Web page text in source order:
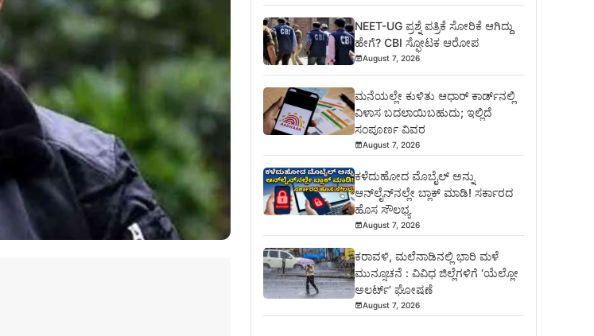
NEET-UG ಪ್ರಶ್ನೆ ಪತ್ರಿಕೆ ಸೋರಿಕೆ ಆಗಿದ್ದು
ಹೇಗೆ? CBI ಸ್ಫೋಟಕ ಆರೋಪ
August 7, 2026
ಮನೆಯಲ್ಲೇ ಕುಳಿತು ಆಧಾರ್ ಕಾರ್ಡ್‌ನಲ್ಲಿ
ವಿಳಾಸ ಬದಲಾಯಿಬಹುದು; ಇಲ್ಲಿದೆ
ಸಂಪೂರ್ಣ ವಿವರ
August 7, 2026
ಕಳೆದುಹೋದ ಮೊಬೈಲ್ ಅನ್ನು
ಆನ್‌ಲೈನ್‌ನಲ್ಲೇ ಬ್ಲಾಕ್ ಮಾಡಿ! ಸರ್ಕಾರದ
ಹೊಸ ಸೌಲಭ್ಯ
August 7, 2026
ಕರಾವಳಿ, ಮಲೆನಾಡಿನಲ್ಲಿ ಭಾರಿ ಮಳೆ
ಮುನ್ಸೂಚನೆ : ವಿವಿಧ ಜಿಲ್ಲೆಗಳಿಗೆ ‘ಯೆಲ್ಲೋ
ಅಲರ್ಟ್’ ಘೋಷಣೆ
August 7, 2026